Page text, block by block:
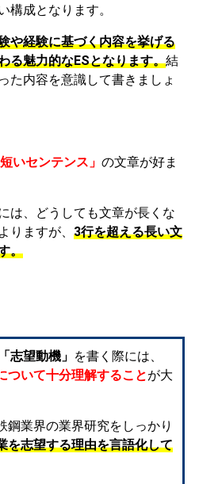
構成となります。
や経験に基づく内容を挙げる
る魅力的なESとなります。結
た内容を意識して書きましょ
いセンテンス」 の文章が好ま
は、どうしても文章が長くな
りますが、 3行を超える長い文
。
「志望動機」 を書く際には、
ついて十分理解することが大
鋼業界の業界研究をしっかり
を志望する理由を言語化して